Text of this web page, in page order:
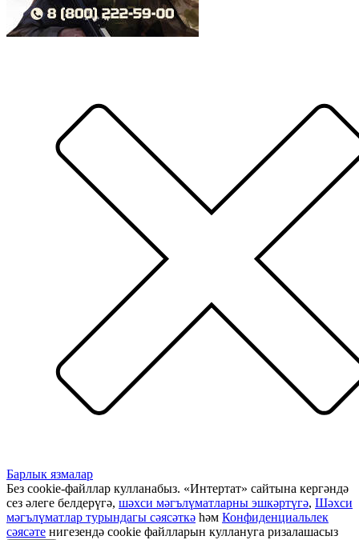
Барлык язмалар
Без cookie-файллар кулланабыз. «Интертат» сайтына кергәндә
сез әлеге белдерүгә, шәхси мәгълүматларны эшкәртүгә, Шәхси
мәгълүматлар турындагы сәясәткә һәм Конфиденциальлек
сәясәте нигезендә cookie файлларын куллануга ризалашасыз